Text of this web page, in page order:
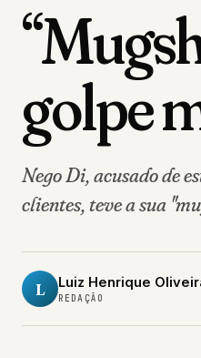
golpe
Nego Di, acusado de
clientes, teve a sua
L Luiz Henrique
REDAÇÃO